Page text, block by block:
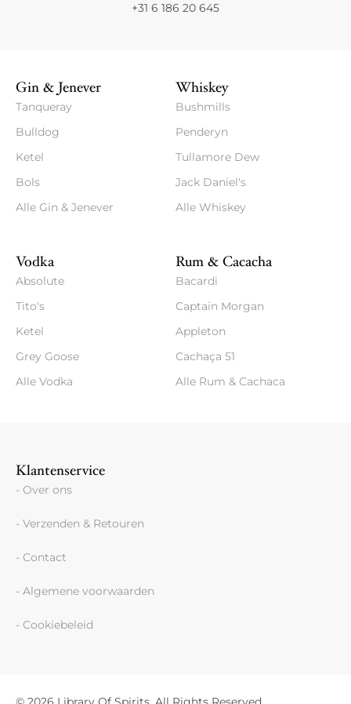
+31 6 186 20 645
Gin & Jenever
Tanqueray
Bulldog
Ketel
Bols
Alle Gin & Jenever
Whiskey
Bushmills
Penderyn
Tullamore Dew
Jack Daniel's
Alle Whiskey
Vodka
Absolute
Tito's
Ketel
Grey Goose
Alle Vodka
Rum & Cacacha
Bacardi
Captain Morgan
Appleton
Cachaça 51
Alle Rum & Cachaca
Klantenservice
- Over ons
- Verzenden & Retouren
- Contact
- Algemene voorwaarden
- Cookiebeleid